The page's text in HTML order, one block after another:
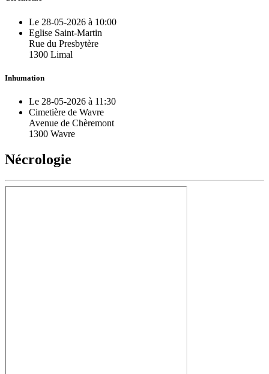
Le 28-05-2026 à 10:00
Eglise Saint-Martin
Rue du Presbytère
1300 Limal
Inhumation
Le 28-05-2026 à 11:30
Cimetière de Wavre
Avenue de Chèremont
1300 Wavre
Nécrologie